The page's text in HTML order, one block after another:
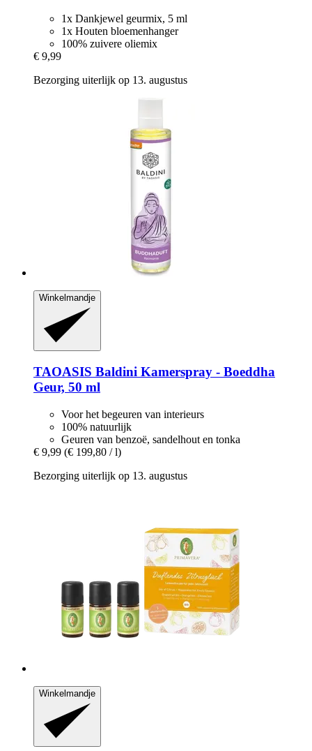
1x Dankjewel geurmix, 5 ml
1x Houten bloemenhanger
100% zuivere oliemix
€ 9,99
Bezorging uiterlijk op 13. augustus
Winkelmandje
TAOASIS Baldini Kamerspray -​ Boeddha
Geur, 50 ml
Voor het begeuren van interieurs
100% natuurlijk
Geuren van benzoë, sandelhout en tonka
€ 9,99 (€ 199,80 / l)
Bezorging uiterlijk op 13. augustus
Winkelmandje